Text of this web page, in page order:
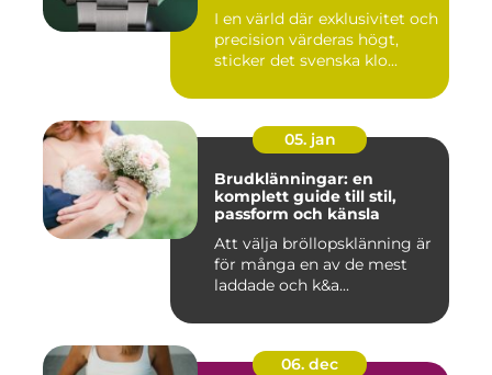
I en värld där exklusivitet och
precision värderas högt,
sticker det svenska klo...
05. jan
Brudklänningar: en
komplett guide till stil,
passform och känsla
Att välja bröllopsklänning är
för många en av de mest
laddade och k&a...
06. dec